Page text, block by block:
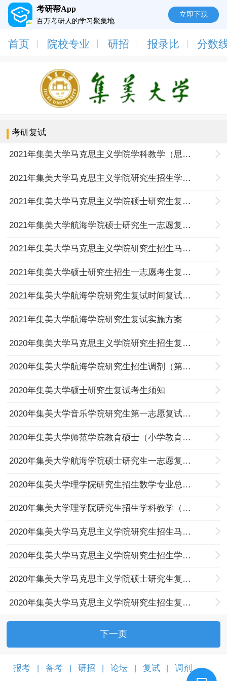
考研帮App
百万考研人的学习聚集地
立即下载
首页 院校专业 研招 报录比 分数
考研复试
2021年集美大学马克思主义学院学科教学（思政）调剂考生（第一轮）总成绩公示
2021年集美大学马克思主义学院研究生招生学科教学（思政）一志愿总成绩公示
2021年集美大学马克思主义学院硕士研究生复试方案
2021年集美大学航海学院硕士研究生一志愿复试成绩公示
2021年集美大学马克思主义学院研究生招生马克思主义中国化研究一志愿总成绩公示
2021年集美大学硕士研究生招生一志愿考生复试名单的通知
2021年集美大学航海学院研究生复试时间复试程序（第一志愿）
2021年集美大学航海学院研究生复试实施方案
2020年集美大学马克思主义学院研究生招生复试学科教学（思政）调剂（第二轮）总成绩公示
2020年集美大学航海学院研究生招生调剂（第一轮）总成绩公示
2020年集美大学硕士研究生复试考生须知
2020年集美大学音乐学院研究生第一志愿复试成绩公示
2020年集美大学师范学院教育硕士（小学教育）初试、复试综合成绩的公示
2020年集美大学航海学院硕士研究生一志愿复试结果公示
2020年集美大学理学院研究生招生数学专业总成绩公示
2020年集美大学理学院研究生招生学科教学（数学）一志愿总成绩公示
2020年集美大学马克思主义学院研究生招生马克思主义中国化研究一志愿总成绩公示
2020年集美大学马克思主义学院研究生招生学科教学（思政）一志愿总成绩公示
2020年集美大学马克思主义学院硕士研究生复试方案
2020年集美大学马克思主义学院研究生招生复试流程
下一页
报考 备考 研招 论坛 复试 调剂